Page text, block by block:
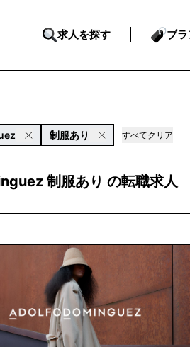
求人を探す ブ
制服あり すべてクリア
制服あり の転職求人